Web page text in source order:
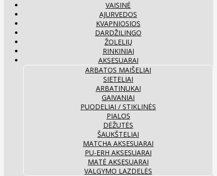
VAISINĖ
AJURVEDOS
KVAPNIOSIOS
DARDŽILINGO
ŽOLELIŲ
RINKINIAI
AKSESUARAI
ARBATOS MAIŠELIAI
SIETELIAI
ARBATINUKAI
GAIVANIAI
PUODELIAI / STIKLINĖS
PIALOS
DĖŽUTĖS
ŠAUKŠTELIAI
MATCHA AKSESUARAI
PU-ERH AKSESUARAI
MATĖ AKSESUARAI
VALGYMO LAZDELĖS